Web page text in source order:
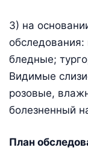
3) на
бледные;
Видимые
розовые,
болезненный
План